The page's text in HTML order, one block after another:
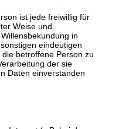
ist jede freiwillig für
Weise und
in
eindeutigen
betroffene Person zu
der sie
Daten einverstanden